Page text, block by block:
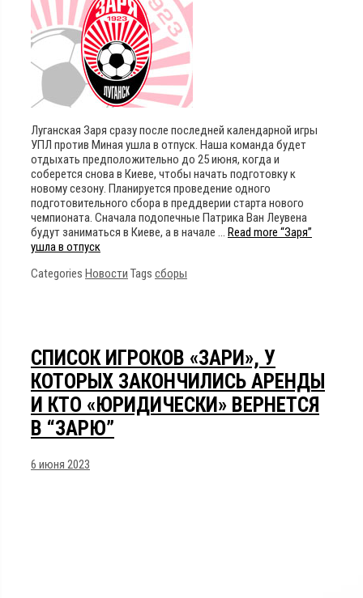
Луганская Заря сразу после последней календарной игры
УПЛ против Миная ушла в отпуск. Наша команда будет
отдыхать предположительно до 25 июня, когда и
соберется снова в Киеве, чтобы начать подготовку к
новому сезону. Планируется проведение одного
подготовительного сбора в преддверии старта нового
чемпионата. Сначала подопечные Патрика Ван Леувена
будут заниматься в Киеве, а в начале … Read more “Заря”
ушла в отпуск
Categories Новости Tags сборы
СПИСОК ИГРОКОВ «ЗАРИ», У
КОТОРЫХ ЗАКОНЧИЛИСЬ АРЕНДЫ
И КТО «ЮРИДИЧЕСКИ» ВЕРНЕТСЯ
В “ЗАРЮ”
6 июня 2023